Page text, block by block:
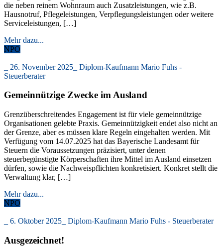
die neben reinem Wohnraum auch Zusatzleistungen, wie z.B.
Hausnotruf, Pflegeleistungen, Verpflegungsleistungen oder weitere
Serviceleistungen, […]
Mehr dazu...
NPO
26. November 2025
Diplom-Kaufmann Mario Fuhs -
Steuerberater
Gemeinnützige Zwecke im Ausland
Grenzüberschreitendes Engagement ist für viele gemeinnützige
Organisationen gelebte Praxis. Gemeinnützigkeit endet also nicht an
der Grenze, aber es müssen klare Regeln eingehalten werden. Mit
Verfügung vom 14.07.2025 hat das Bayerische Landesamt für
Steuern die Voraussetzungen präzisiert, unter denen
steuerbegünstigte Körperschaften ihre Mittel im Ausland einsetzen
dürfen, sowie die Nachweispflichten konkretisiert. Konkret stellt die
Verwaltung klar, […]
Mehr dazu...
NPO
6. Oktober 2025 Diplom-Kaufmann Mario Fuhs - Steuerberater
Ausgezeichnet!